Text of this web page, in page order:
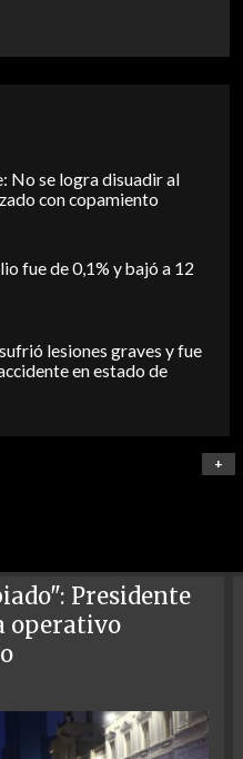
No se logra disuadir al
con copamiento
fue de 0,1% y bajó a 12
lesiones graves y fue
en estado de
+
Presidente
operativo